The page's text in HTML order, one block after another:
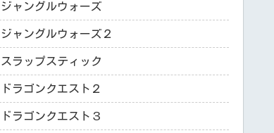
ジャングルウォーズ
ジャングルウォーズ２
スラップスティック
ドラゴンクエスト２
ドラゴンクエスト３